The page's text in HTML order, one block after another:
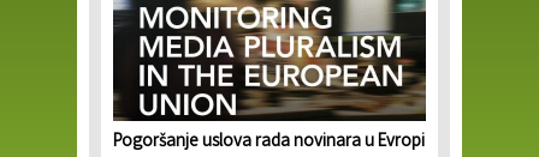
Pogoršanje uslova rada novinara u Evropi